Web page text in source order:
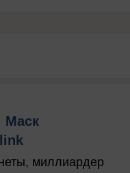
Маск
миллиардер